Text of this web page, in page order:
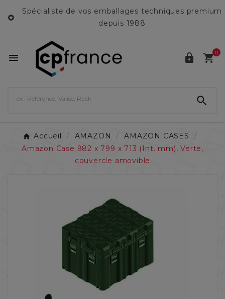

Spécialiste de vos emballages techniques premium
depuis 1988
  0

Accueil AMAZON
AMAZON CASES
Amazon Case 982 x 799 x 713 (Int. mm), Verte,
couvercle amovible